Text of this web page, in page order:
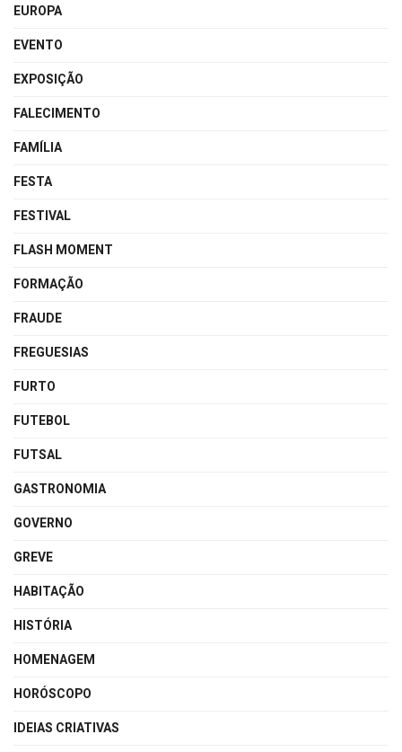
EUROPA
EVENTO
EXPOSIÇÃO
FALECIMENTO
FAMÍLIA
FESTA
FESTIVAL
FLASH MOMENT
FORMAÇÃO
FRAUDE
FREGUESIAS
FURTO
FUTEBOL
FUTSAL
GASTRONOMIA
GOVERNO
GREVE
HABITAÇÃO
HISTÓRIA
HOMENAGEM
HORÓSCOPO
IDEIAS CRIATIVAS